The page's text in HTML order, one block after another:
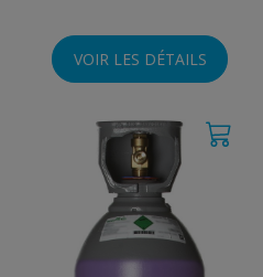
VOIR LES DÉTAILS